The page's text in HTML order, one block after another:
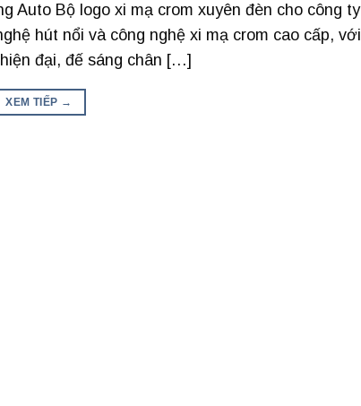
Auto Bộ logo xi mạ crom xuyên đèn cho công ty
hút nổi và công nghệ xi mạ crom cao cấp, với
đại, đế sáng chân […]
XEM TIẾP →